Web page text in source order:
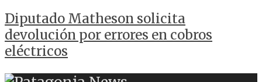
Diputado Matheson solicita
devolución por errores en cobros
eléctricos